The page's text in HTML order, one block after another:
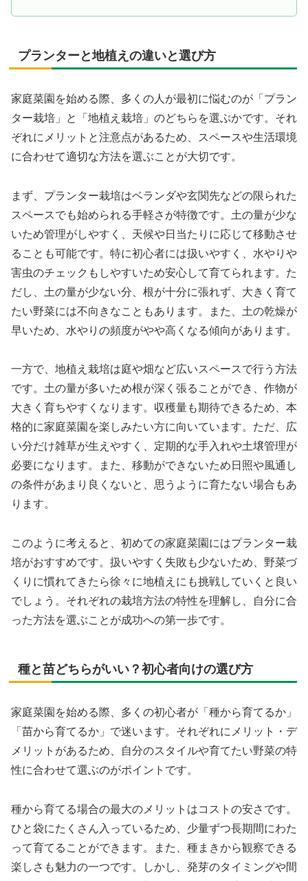
プランターと地植えの違いと選び方
家庭菜園を始める際、多くの人が最初に悩むのが「プラン
ター栽培」と「地植え栽培」のどちらを選ぶかです。それ
ぞれにメリットと注意点があるため、スペースや生活環境
に合わせて適切な方法を選ぶことが大切です。
まず、プランター栽培はベランダや玄関先などの限られた
スペースでも始められる手軽さが特徴です。土の量が少な
いため管理がしやすく、天候や日当たりに応じて移動させ
ることも可能です。特に初心者には扱いやすく、水やりや
害虫のチェックもしやすいため安心して育てられます。た
だし、土の量が少ない分、根が十分に張れず、大きく育て
たい野菜には不向きなこともあります。また、土の乾燥が
早いため、水やりの頻度がやや高くなる傾向があります。
一方で、地植え栽培は庭や畑など広いスペースで行う方法
です。土の量が多いため根が深く張ることができ、作物が
大きく育ちやすくなります。収穫量も期待できるため、本
格的に家庭菜園を楽しみたい方に向いています。ただ、広
い分だけ雑草が生えやすく、定期的な手入れや土壌管理が
必要になります。また、移動ができないため日照や風通し
の条件があまり良くないと、思うように育たない場合もあ
ります。
このように考えると、初めての家庭菜園にはプランター栽
培がおすすめです。扱いやすく失敗も少ないため、野菜づ
くりに慣れてきたら徐々に地植えにも挑戦していくと良い
でしょう。それぞれの栽培方法の特性を理解し、自分に合
った方法を選ぶことが成功への第一歩です。
種と苗どちらがいい？初心者向けの選び方
家庭菜園を始める際、多くの初心者が「種から育てるか」
「苗から育てるか」で迷います。それぞれにメリット・デ
メリットがあるため、自分のスタイルや育てたい野菜の特
性に合わせて選ぶのがポイントです。
種から育てる場合の最大のメリットはコストの安さです。
ひと袋にたくさん入っているため、少量ずつ長期間にわた
って育てることができます。また、種まきから観察できる
楽しさも魅力の一つです。しかし、発芽のタイミングや間